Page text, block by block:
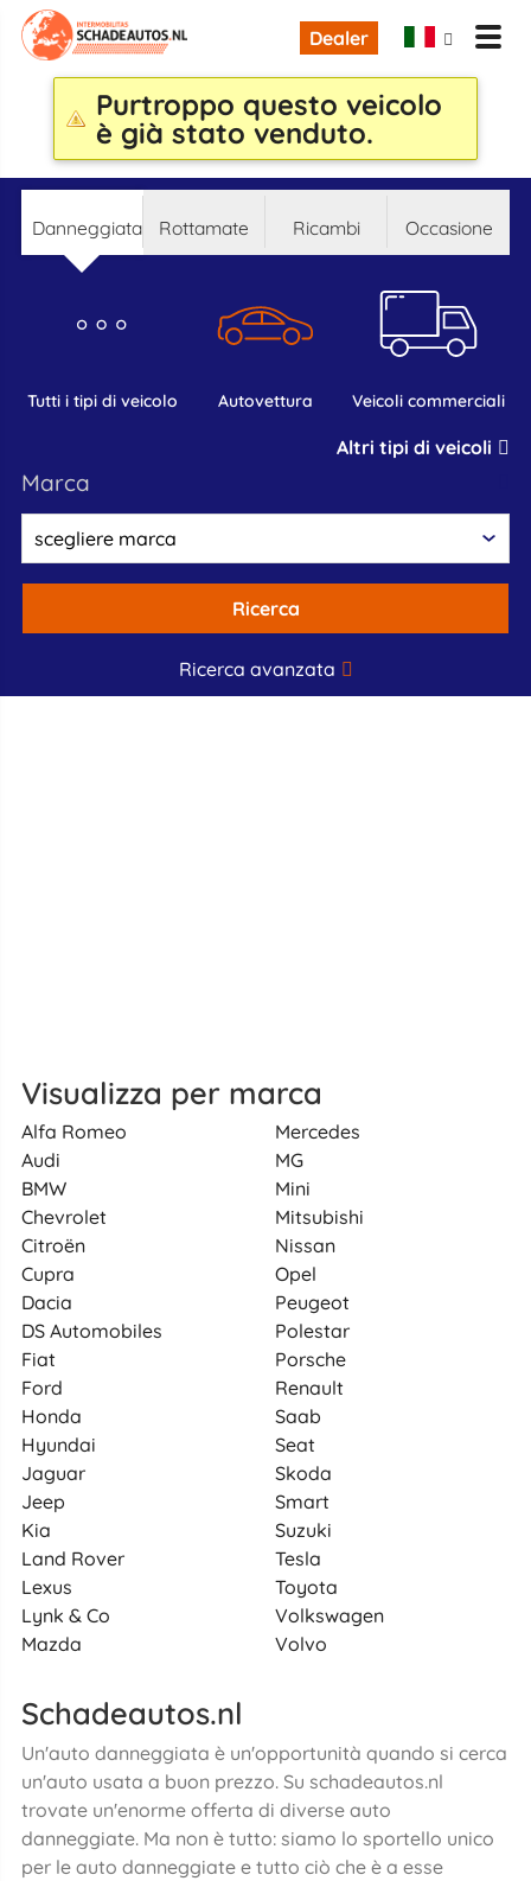
Dealer
Purtroppo questo veicolo
è già stato venduto.
danneggiata rottamate ricambi occasione
tutti i tipi di veicolo autovettura veicoli commerciali
Altri tipi di veicoli
marca
Ricerca
Ricerca avanzata
Visualizza per marca
Alfa Romeo
Audi
BMW
Chevrolet
Citroën
Cupra
Dacia
DS Automobiles
Fiat
Ford
Honda
Hyundai
Jaguar
Jeep
Kia
Land Rover
Lexus
Lynk & Co
Mazda
Mercedes
MG
Mini
Mitsubishi
Nissan
Opel
Peugeot
Polestar
Porsche
Renault
Saab
Seat
Skoda
Smart
Suzuki
Tesla
Toyota
Volkswagen
Volvo
Schadeautos.nl
Un'auto danneggiata è un'opportunità quando si cerca
un'auto usata a buon prezzo. Su schadeautos.nl
trovate un'enorme offerta di diverse auto
danneggiate. Ma non è tutto: siamo lo sportello unico
per le auto danneggiate e tutto ciò che è a esse